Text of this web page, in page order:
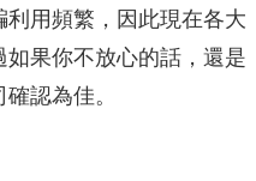
用頻繁，因此現在各大
果你不放心的話，還是
認為佳。